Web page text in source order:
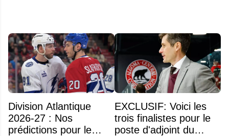
Division Atlantique
2026-27 : Nos
prédictions pour le
EXCLUSIF: Voici les
trois finalistes pour le
poste d'adjoint du